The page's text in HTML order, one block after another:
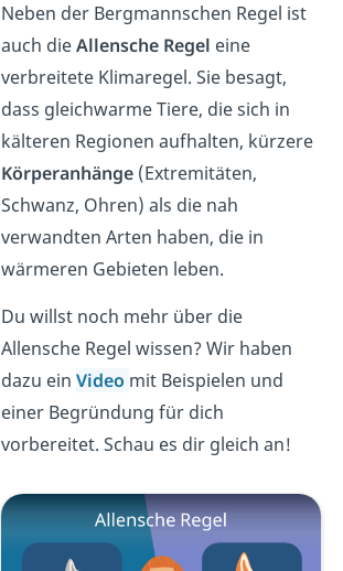
Neben der Bergmannschen Regel ist
auch dieAllensche Regel eine
verbreitete Klimaregel. Sie besagt,
dass gleichwarme Tiere, die sich in
kälteren Regionen aufhalten, kürzere
Körperanhänge (Extremitäten,
Schwanz, Ohren) als die nah
verwandten Arten haben, die in
wärmeren Gebieten leben.
Du willst noch mehr über die
Allensche Regel wissen? Wir haben
dazu einVideo mit Beispielen und
einer Begründung für dich
vorbereitet. Schau es dir gleich an!